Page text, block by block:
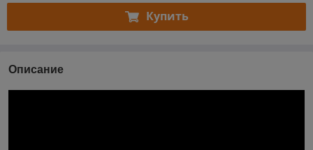
Купить
Описание